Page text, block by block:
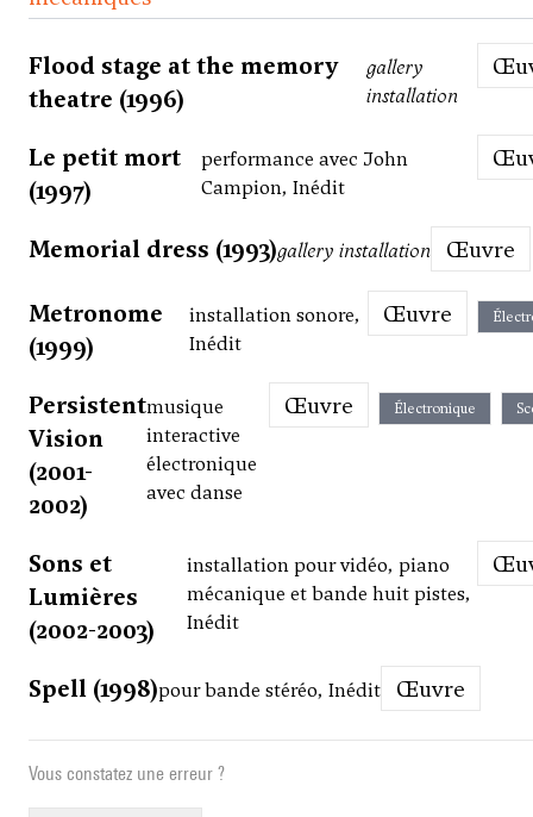
Flood stage at the memory
theatre (1996)
gallery
installation
Le petit mort
(1997)
performance avec John
Campion, Inédit
Memorial dress (1993)gallery installation Œuvre
Metronome
(1999)
installation sonore,
Inédit
Œuvre
Persistent
Vision
(2001-
2002)
musique
interactive
électronique
avec danse
Œuvre Électronique
Sons et
Lumières
(2002-2003)
installation pour vidéo, piano
mécanique et bande huit pistes,
Inédit
Spell (1998)pour bande stéréo, Inédit Œuvre
Vous constatez une erreur ?